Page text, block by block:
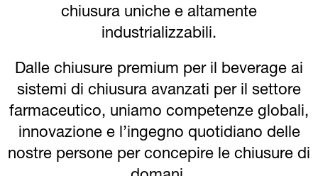
chiusura uniche e altamente
industrializzabili.
Dalle chiusure premium per il beverage ai
sistemi di chiusura avanzati per il settore
farmaceutico, uniamo competenze globali,
innovazione e l’ingegno quotidiano delle
nostre persone per concepire le chiusure di